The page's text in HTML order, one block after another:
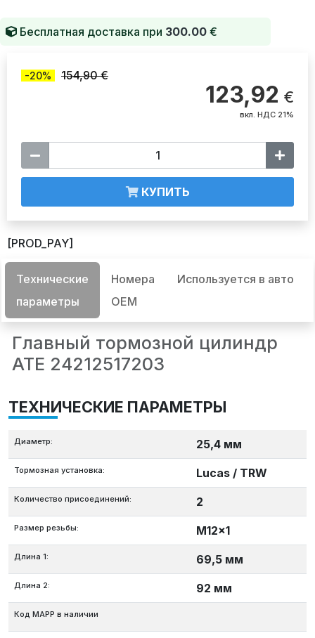
Бесплатная доставка при 300.00 €
-20% 154,90 €
123,92 €
вкл. НДС 21%
КУПИТЬ
[PROD_PAY]
Технические
параметры
Номера
OEM
Используется в авто
Главный тормозной цилиндр
ATE 24212517203
ТЕХНИЧЕСКИЕ ПАРАМЕТРЫ
Диаметр: 25,4 мм
Тормозная установка: Lucas / TRW
Количество присоединений: 2
Размер резьбы: M12x1
Длина 1: 69,5 мм
Длина 2: 92 мм
Код MAPP в наличии